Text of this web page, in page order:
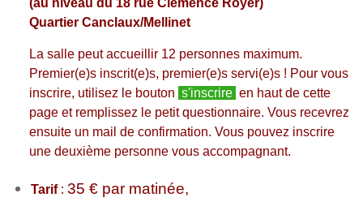
(au niveau du 18 rue Clémence Royer)
Quartier Canclaux/Mellinet
La salle peut accueillir 12 personnes maximum.
Premier(e)s inscrit(e)s, premier(e)s servi(e)s ! Pour vous
inscrire, utilisez le bouton s'inscrire en haut de cette
page et remplissez le petit questionnaire. Vous recevrez
ensuite un mail de confirmation. Vous pouvez inscrire
une deuxième personne vous accompagnant.
Tarif :35 € par matinée,